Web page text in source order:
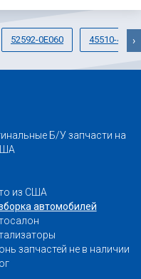
52592-0E060 45510-48010
›
Б/У запчасти на
из США
автомобилей
запчастей не в наличии